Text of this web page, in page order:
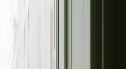
lager eller produktion i
behovet og leverer et
overholder AT-vejledningerne
holder det kørende.